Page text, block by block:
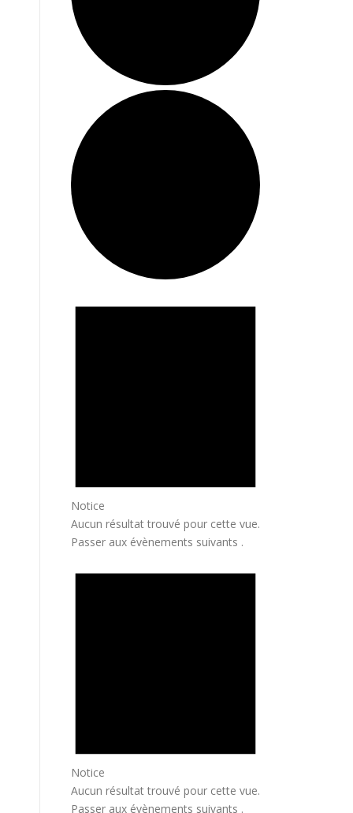
Notice
Aucun résultat trouvé pour cette vue.
Passer aux évènements suivants .
Notice
Aucun résultat trouvé pour cette vue.
Passer aux évènements suivants .